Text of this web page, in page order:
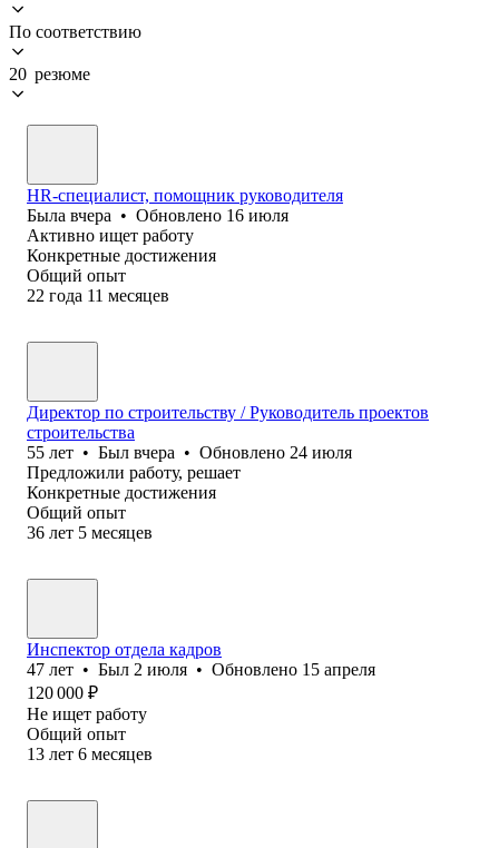
По соответствию
20 резюме
HR-специалист, помощник руководителя
Была вчера • Обновлено 16 июля
Активно ищет работу
Конкретные достижения
Общий опыт
22 года 11 месяцев
Директор по строительству / Руководитель проектов
строительства
55 лет • Был вчера • Обновлено 24 июля
Предложили работу, решает
Конкретные достижения
Общий опыт
36 лет 5 месяцев
Инспектор отдела кадров
47 лет • Был 2 июля • Обновлено 15 апреля
120 000 ₽
Не ищет работу
Общий опыт
13 лет 6 месяцев